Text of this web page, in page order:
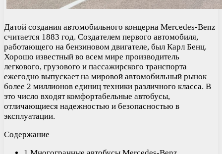
Датой создания автомобильного концерна Mercedes-Benz
считается 1883 год. Создателем первого автомобиля,
работающего на бензиновом двигателе, был Карл Бенц.
Хорошо известный во всем мире производитель
легкового, грузового и пассажирского транспорта
ежегодно выпускает на мировой автомобильный рынок
более 2 миллионов единиц техники различного класса. В
это число входят комфортабельные автобусы,
отличающиеся надежностью и безопасностью в
эксплуатации.
Содержание